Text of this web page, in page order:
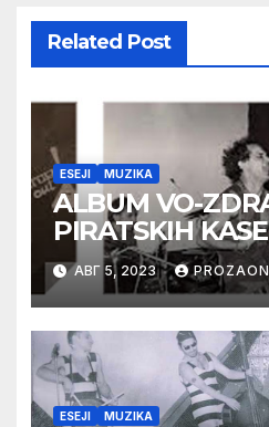
Related Post
ESEJI MUZIKA
ALBUM VO-
PIRATSKIH
aАВГ 5, 2023
ESEJI MUZIKA